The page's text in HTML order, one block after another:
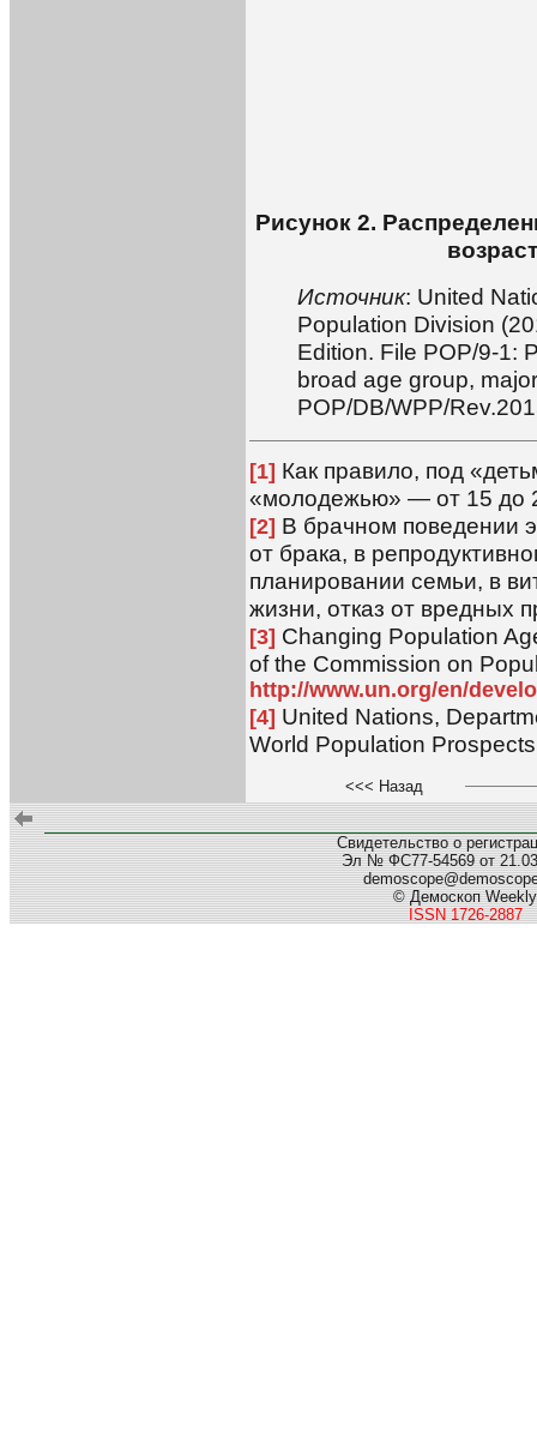
Рисунок 2.
Источник: United
Population Division
Edition. File POP/9-1:
broad age group,
POP/DB/WPP/
[1] Как правило, под
«молодежью» — от 15 до
[2] В брачном поведении
от брака, в
планировании семьи, в
жизни, отказ от вредных
[3] Changing Population
of the Commission on
http://www.un.org/en/
[4] United Nations,
World Population
<<< Назад
Свидетельство о
Эл № ФС77-54569 от
© Демоскоп Weekly
ISSN 1726-2887